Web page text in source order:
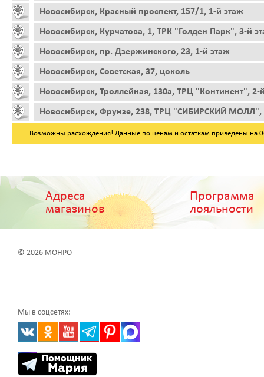
Новосибирск, Красный проспект, 157/1, 1-й этаж
Новосибирск, Курчатова, 1, ТРК "Голден Парк", 3-й
Новосибирск, пр. Дзержинского, 23, 1-й этаж
Новосибирск, Советская, 37, цоколь
Новосибирск, Троллейная, 130а, ТРЦ "Континент", 2-
Новосибирск, Фрунзе, 238, ТРЦ "СИБИРСКИЙ МОЛЛ",
Возможны расхождения! Данные по ценам и остаткам приведены на
Адреса
магазинов
Программа
лояльности
© 2026 МОНРО
Мы в соцсетях: